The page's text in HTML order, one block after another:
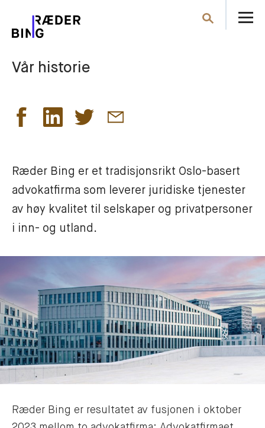
Søk
Vår historie
Ræder Bing er et tradisjonsrikt Oslo-basert
advokatfirma som leverer juridiske tjenester
av høy kvalitet til selskaper og privatpersoner
i inn- og utland.
Ræder Bing er resultatet av fusjonen i oktober